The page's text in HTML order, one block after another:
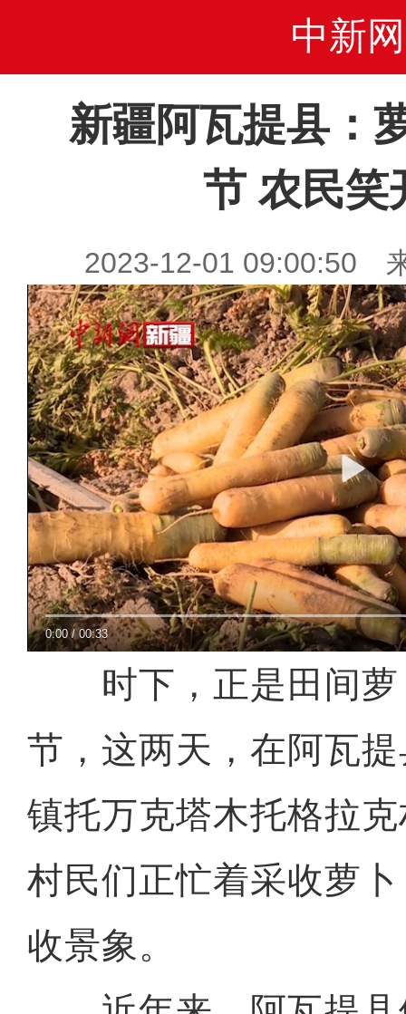
中新网
新疆阿瓦提县：
节 农民
2023-12-01 09:00:50
0:00/00:33
时下，正是田间萝
节，这两天，在阿瓦
镇托万克塔木托格拉
村民们正忙着采收萝
收景象。